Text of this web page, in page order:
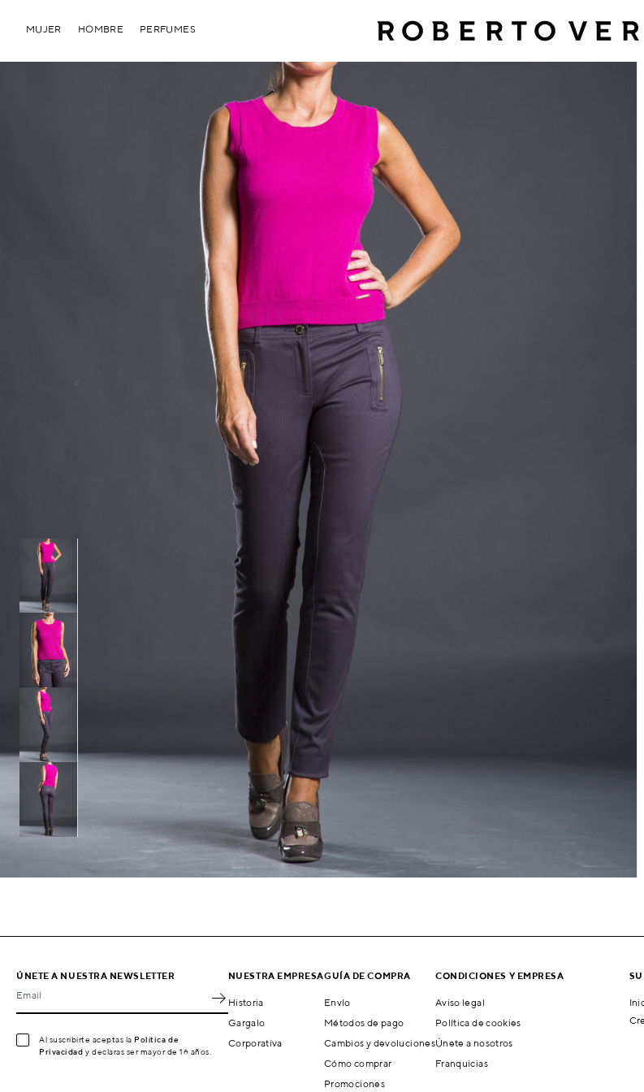
MUJER HOMBRE PERFUMES
ÚNETE A NUESTRA NEWSLETTER
Email
Al suscribirte aceptas la Política de
Privacidad y declaras ser mayor de 16 años.
NUESTRA EMPRESA
Historia
Gargalo
Corporativa
GUÍA DE COMPRA
Envío
Métodos de pago
Cambios y devoluciones
Cómo comprar
Promociones
CONDICIONES Y EMPRESA
Aviso legal
Política de cookies
Únete a nosotros
Franquicias